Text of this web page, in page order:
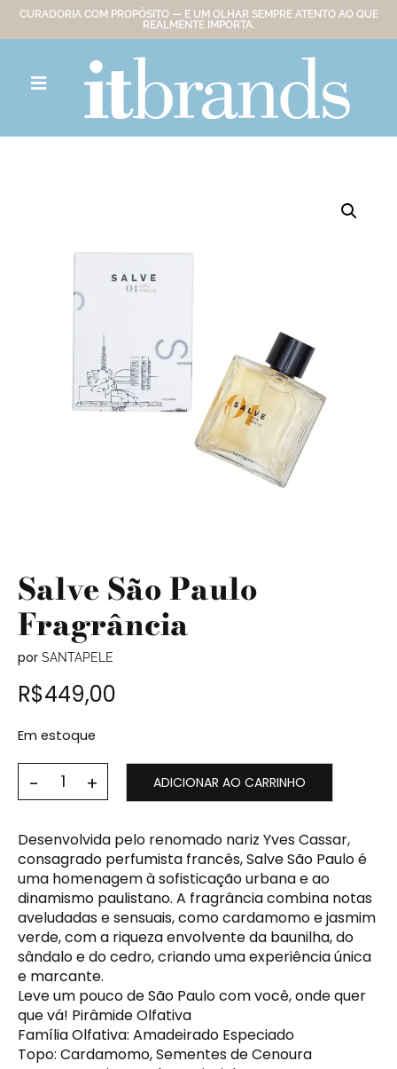
CURADORIA COM PROPÓSITO — E UM OLHAR SEMPRE ATENTO AO QUE
REALMENTE IMPORTA.
Salve São Paulo
Fragrância
por SANTAPELE
R$449,00
Em estoque
ADICIONAR AO CARRINHO
Desenvolvida pelo renomado nariz Yves Cassar,
consagrado perfumista francês, Salve São Paulo é
uma homenagem à sofisticação urbana e ao
dinamismo paulistano. A fragrância combina notas
aveludadas e sensuais, como cardamomo e jasmim
verde, com a riqueza envolvente da baunilha, do
sândalo e do cedro, criando uma experiência única
e marcante.
Leve um pouco de São Paulo com você, onde quer
que vá! Pirâmide Olfativa
Família Olfativa: Amadeirado Especiado
Topo: Cardamomo, Sementes de Cenoura